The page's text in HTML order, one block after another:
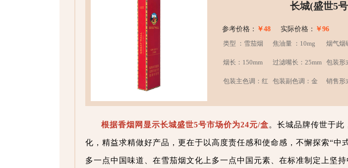
长城(盛世5
参考价格： ￥48 实际价格： ￥96
类型 ：雪茄烟
焦油量 ：10mg 烟气烟
烟长：150mm 过滤嘴长：25mm 包装形
包装主色调：红 包装副色调：金 销售形
根据香烟网显示长城盛世5号市场价为24元/盒。长城品牌传世于此
化，精益求精做好产品，更在于以高度责任感和使命感，不懈探索“中
多一点中国味道、在雪茄烟文化上多一点中国元素、在标准制定上坚